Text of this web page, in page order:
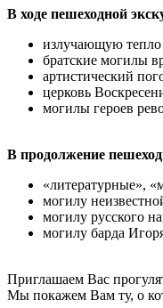
В ходе пешеходной
излучающую тепло
братские могилы
артистический
церковь
могилы героев
В продолжение
«литературные»,
могилу
могилу русского
могилу барда
Приглашаем Вас
Мы покажем Вам ту, о